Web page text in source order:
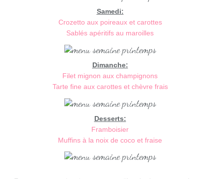
Samedi:
Crozetto aux poireaux et carottes
Sablés apéritifs au maroilles
Dimanche:
Filet mignon aux champignons
Tarte fine aux carottes et chèvre frais
Desserts:
Framboisier
Muffins à la noix de coco et fraise